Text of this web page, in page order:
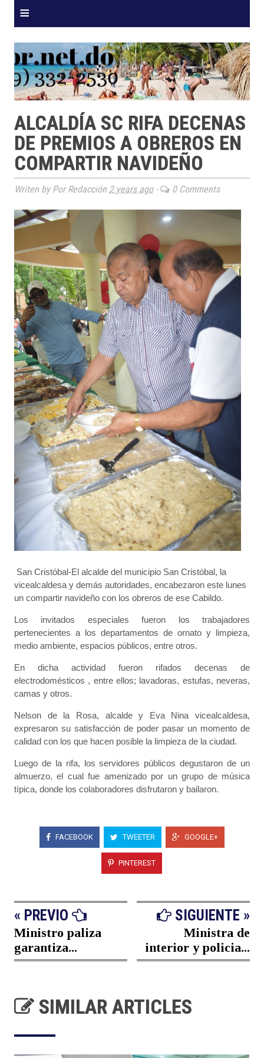
≡
ALCALDÍA SC RIFA DECENAS
DE PREMIOS A OBREROS EN
COMPARTIR NAVIDEÑO
Writen by Por Redacción 2 years ago- 0 Comments
San Cristóbal-El alcalde del municipio San Cristóbal, la
vicealcaldesa y demás autoridades, encabezaron este lunes
un compartir navideño con los obreros de ese Cabildo.
Los invitados especiales fueron los trabajadores
pertenecientes a los departamentos de ornato y limpieza,
medio ambiente, espacios públicos, entre otros.
En dicha actividad fueron rifados decenas de
electrodomésticos , entre ellos; lavadoras, estufas, neveras,
camas y otros.
Nelson de la Rosa, alcalde y Eva Nina vicealcaldesa,
expresaron su satisfacción de poder pasar un momento de
calidad con los que hacen posible la limpieza de la ciudad.
Luego de la rifa, los servidores públicos degustaron de un
almuerzo, el cual fue amenizado por un grupo de música
típica, donde los colaboradores disfrutaron y bailaron.
FACEBOOK TWEETER GOOGLE+
PINTEREST
« PREVIO
Ministro paliza
garantiza...
SIGUIENTE »
Ministra de
interior y policia...
SIMILAR ARTICLES